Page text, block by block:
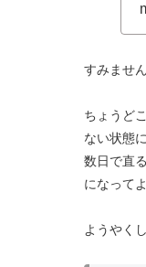
すみませ
ちょうど
ない状態
数日で直
になって
ようやく